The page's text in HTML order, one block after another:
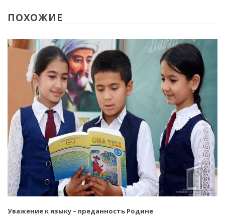
ПОХОЖИЕ
Уважение к языку – преданность Родине